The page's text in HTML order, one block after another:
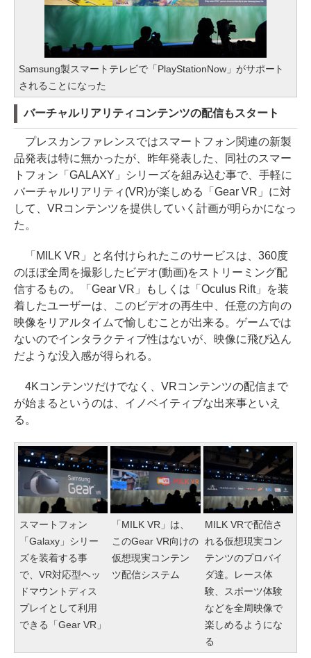
Samsung製スマートテレビで「PlayStationNow」がサポート
されることになった
バーチャルリアリティコンテンツの配信もスタート
プレスカンファレンスではスマートフォン関連の新製
品発表は特に無かったが、昨年発表した、同社のスマー
トフォン「GALAXY」シリーズを組み込む事で、手軽に
バーチャルリアリティ(VR)が楽しめる「Gear VR」に対
して、VRコンテンツを提供していく計画が明らかになっ
た。
「MILK VR」と名付けられたこのサービスは、360度
のほぼ全周を撮影したビデオ(動画)をストリーミング配
信するもの。「Gear VR」もしくは「Oculus Rift」を装
着したユーザーは、このビデオの再生中、任意の方向の
映像をリアルタイムで愉しむことが出来る。ゲームでは
ないのでインタラクティブ性はないが、映像に飛び込ん
だような没入感が得られる。
4Kコンテンツだけでなく、VRコンテンツの配信まで
が始まるというのは、イノベイティブな出来事といえ
る。
スマートフォン
「Galaxy」シリー
ズを装着する事
で、VR対応型ヘッ
ドマウントディス
プレイとして利用
できる「Gear VR」
「MILK VR」は、
このGear VR向けの
仮想現実コンテン
ツ配信システム
MILK VRで配信さ
れる仮想現実コン
テンツのプロバイ
ダ達。レース体
験、スポーツ体験
などを全周映像で
楽しめるようにな
る